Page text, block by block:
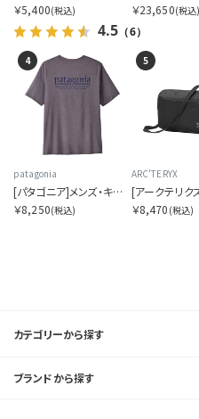
￥5,400(税込)
4.5 （6）
￥23,650(税込)
4
patagonia
[パタゴニア]メンズ・キャプリーン・クール・デイリー・シャツ（ハット・トリッパー）
￥8,250(税込)
5
ARC'TERYX
￥8,470 (税込)
カテゴリーから探す
ブランドから探す